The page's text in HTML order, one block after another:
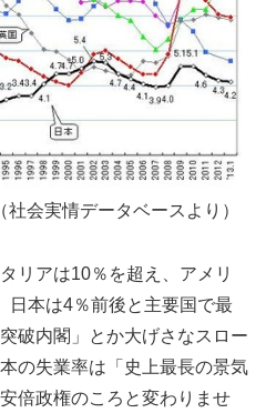
会実情データベースより）
リアは10％を超え、アメリ
日本は4％前後と主要国で最
破内閣」とか大げさなスロー
の失業率は「史上最長の景気
倍政権のころと変わりませ